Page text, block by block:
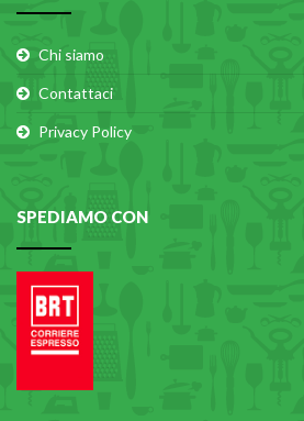
Chi siamo
Contattaci
Privacy Policy
SPEDIAMO CON